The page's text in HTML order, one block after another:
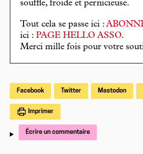
souffle, froide et pernicieuse.
Tout cela se passe ici :
ici : PAGE HELLO ASSO.
Merci mille fois pour votre
Facebook Twitter Mastodon
Imprimer
Écrire un commentaire